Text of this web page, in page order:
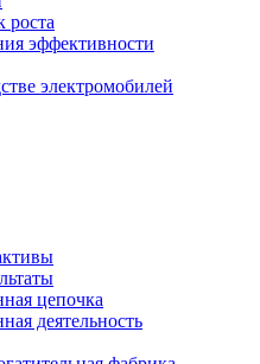
роста
эффективности
электромобилей
цепочка
деятельность